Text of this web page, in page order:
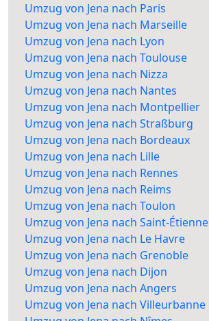
Umzug von Jena nach Paris
Umzug von Jena nach Marseille
Umzug von Jena nach Lyon
Umzug von Jena nach Toulouse
Umzug von Jena nach Nizza
Umzug von Jena nach Nantes
Umzug von Jena nach Montpellier
Umzug von Jena nach Straßburg
Umzug von Jena nach Bordeaux
Umzug von Jena nach Lille
Umzug von Jena nach Rennes
Umzug von Jena nach Reims
Umzug von Jena nach Toulon
Umzug von Jena nach Saint-Étienne
Umzug von Jena nach Le Havre
Umzug von Jena nach Grenoble
Umzug von Jena nach Dijon
Umzug von Jena nach Angers
Umzug von Jena nach Villeurbanne